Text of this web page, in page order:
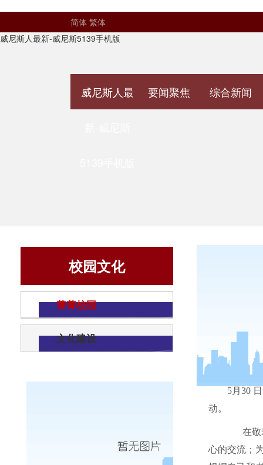
简体 繁体
威尼斯人最新-威尼斯5139手机版
威尼斯人最 要闻聚焦 综合新闻
校园文化
菁菁校园
文化建设
5月30
动。
在
心的交流 ；